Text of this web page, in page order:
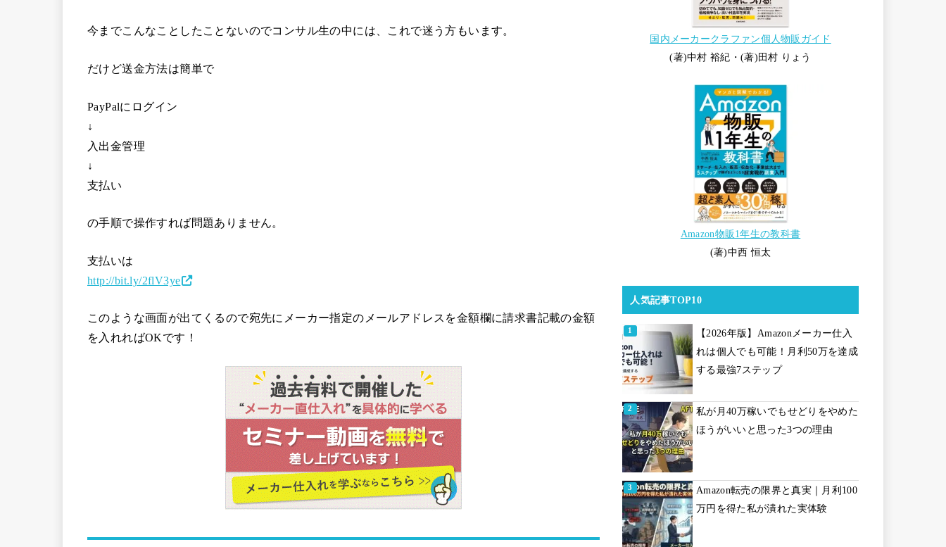
今までこんなことしたことないのでコンサル生の中には、これで迷う方もいます。
だけど送金方法は簡単で
PayPalにログイン
↓
入出金管理
↓
支払い
の手順で操作すれば問題ありません。
支払いは
http://bit.ly/2flV3ye
このような画面が出てくるので宛先にメーカー指定のメールアドレスを金額欄に請求書記載の金額
を入れればOKです！
国内メーカークラファン個人物販ガイド
(著)中村 裕紀・(著)田村 りょう
Amazon物販1年生の教科書
(著)中西 恒太
人気記事TOP10
【2026年版】Amazonメーカー仕入
れは個人でも可能！月利50万を達成
する最強7ステップ
私が月40万稼いでもせどりをやめた
ほうがいいと思った3つの理由
Amazon転売の限界と真実｜月利100
万円を得た私が潰れた実体験